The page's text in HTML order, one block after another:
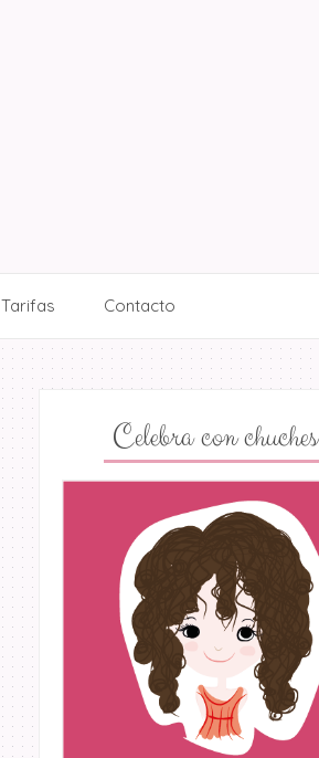
Tarifas Contacto
Celebra con chuches